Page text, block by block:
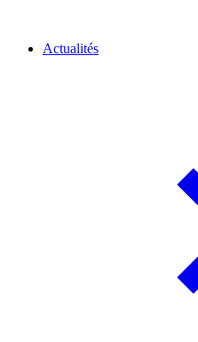
Actualités